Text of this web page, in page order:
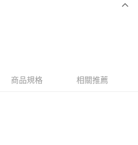
商品規格 相關推薦